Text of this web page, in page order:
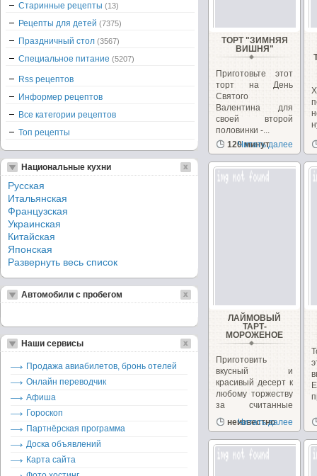
ТОРТ "ЗИМНЯЯ
ВИШНЯ"
Приготовьте этот
торт на День
Святого
Валентина для
своей второй
половинки -...
120 минут
Читать далее
ЛАЙМОВЫЙ
ТАРТ-
МОРОЖЕНОЕ
Приготовить
вкусный и
красивый десерт к
любому торжеству
за считанные
минуты...
неизвестно
Читать далее
Старинные рецепты (13)
Рецепты для детей (7375)
Праздничный стол (3567)
Специальное питание (5207)
Rss рецептов
Информер рецептов
Все категории рецептов
Топ рецепты
Национальные кухни
Русская
Итальянская
Французская
Украинская
Китайская
Японская
Развернуть весь список
Автомобили с пробегом
Наши сервисы
Продажа авиабилетов, бронь отелей
Онлайн переводчик
Афиша
Гороскоп
Партнёрская программа
Доска объявлений
Карта сайта